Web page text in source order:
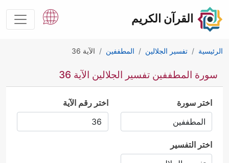
القرآن الكريم
الرئيسية تفسير الجلالين المطففين الآية 36
سورة المطففين تفسير الجلالين الآية 36
اختر سورة اختر رقم الآية
اختر التفسير